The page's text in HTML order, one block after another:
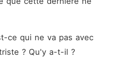
ce qui ne va pas avec
? Qu'y a-t-il ?